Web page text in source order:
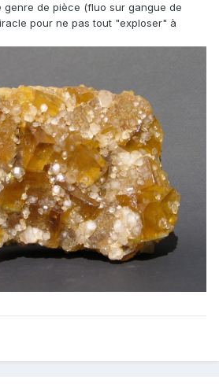
genre de pièce (fluo sur gangue de
pour ne pas tout "exploser" à